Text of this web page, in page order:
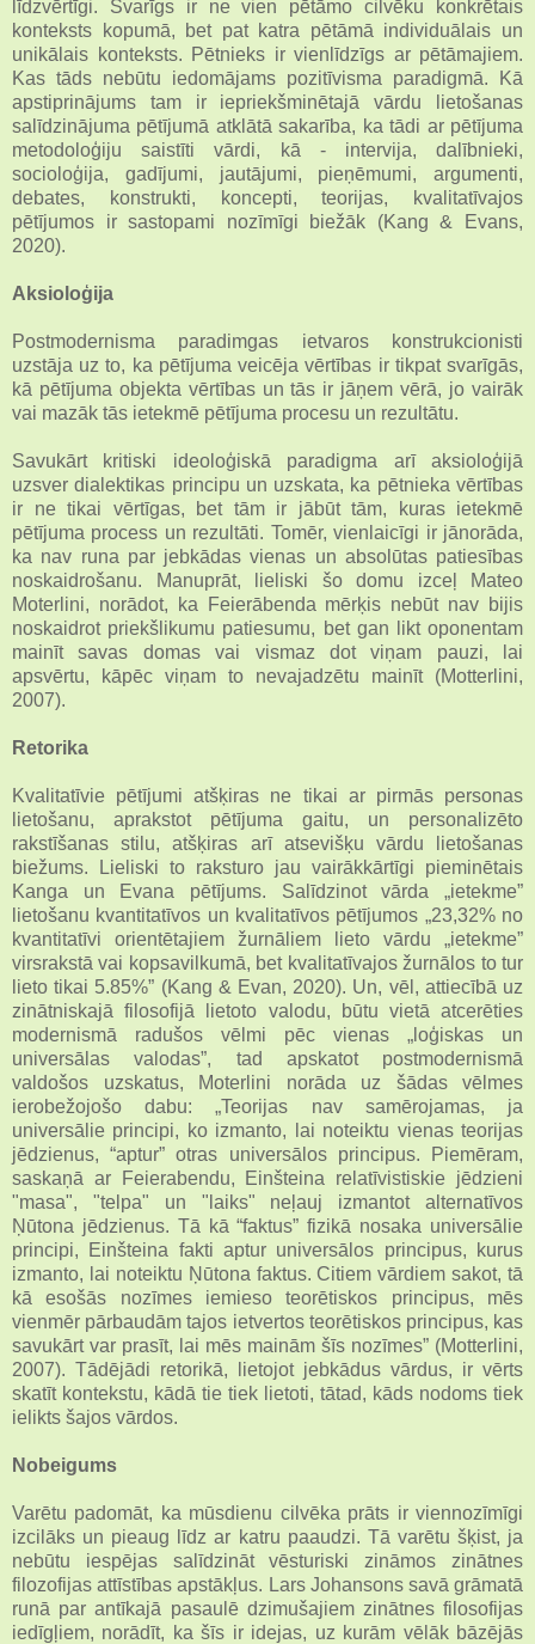
līdzvērtīgi. Svarīgs ir ne vien pētāmo cilvēku konkrētais
konteksts kopumā, bet pat katra pētāmā individuālais un
unikālais konteksts. Pētnieks ir vienlīdzīgs ar pētāmajiem.
Kas tāds nebūtu iedomājams pozitīvisma paradigmā. Kā
apstiprinājums tam ir iepriekšminētajā vārdu lietošanas
salīdzinājuma pētījumā atklātā sakarība, ka tādi ar pētījuma
metodoloģiju saistīti vārdi, kā - intervija, dalībnieki,
socioloģija, gadījumi, jautājumi, pieņēmumi, argumenti,
debates, konstrukti, koncepti, teorijas, kvalitatīvajos
pētījumos ir sastopami nozīmīgi biežāk (Kang & Evans,
2020).
Aksioloģija
Postmodernisma paradimgas ietvaros konstrukcionisti
uzstāja uz to, ka pētījuma veicēja vērtības ir tikpat svarīgās,
kā pētījuma objekta vērtības un tās ir jāņem vērā, jo vairāk
vai mazāk tās ietekmē pētījuma procesu un rezultātu.
Savukārt kritiski ideoloģiskā paradigma arī aksioloģijā
uzsver dialektikas principu un uzskata, ka pētnieka vērtības
ir ne tikai vērtīgas, bet tām ir jābūt tām, kuras ietekmē
pētījuma process un rezultāti. Tomēr, vienlaicīgi ir jānorāda,
ka nav runa par jebkādas vienas un absolūtas patiesības
noskaidrošanu. Manuprāt, lieliski šo domu izceļ Mateo
Moterlini, norādot, ka Feierābenda mērķis nebūt nav bijis
noskaidrot priekšlikumu patiesumu, bet gan likt oponentam
mainīt savas domas vai vismaz dot viņam pauzi, lai
apsvērtu, kāpēc viņam to nevajadzētu mainīt (Motterlini,
2007).
Retorika
Kvalitatīvie pētījumi atšķiras ne tikai ar pirmās personas
lietošanu, aprakstot pētījuma gaitu, un personalizēto
rakstīšanas stilu, atšķiras arī atsevišķu vārdu lietošanas
biežums. Lieliski to raksturo jau vairākkārtīgi pieminētais
Kanga un Evana pētījums. Salīdzinot vārda „ietekme”
lietošanu kvantitatīvos un kvalitatīvos pētījumos „23,32% no
kvantitatīvi orientētajiem žurnāliem lieto vārdu „ietekme”
virsrakstā vai kopsavilkumā, bet kvalitatīvajos žurnālos to tur
lieto tikai 5.85%” (Kang & Evan, 2020). Un, vēl, attiecībā uz
zinātniskajā filosofijā lietoto valodu, būtu vietā atcerēties
modernismā radušos vēlmi pēc vienas „loģiskas un
universālas valodas”, tad apskatot postmodernismā
valdošos uzskatus, Moterlini norāda uz šādas vēlmes
ierobežojošo dabu: „Teorijas nav samērojamas, ja
universālie principi, ko izmanto, lai noteiktu vienas teorijas
jēdzienus, “aptur” otras universālos principus. Piemēram,
saskaņā ar Feierabendu, Einšteina relatīvistiskie jēdzieni
"masa", "telpa" un "laiks" neļauj izmantot alternatīvos
Ņūtona jēdzienus. Tā kā “faktus” fizikā nosaka universālie
principi, Einšteina fakti aptur universālos principus, kurus
izmanto, lai noteiktu Ņūtona faktus. Citiem vārdiem sakot, tā
kā esošās nozīmes iemieso teorētiskos principus, mēs
vienmēr pārbaudām tajos ietvertos teorētiskos principus, kas
savukārt var prasīt, lai mēs mainām šīs nozīmes” (Motterlini,
2007). Tādējādi retorikā, lietojot jebkādus vārdus, ir vērts
skatīt kontekstu, kādā tie tiek lietoti, tātad, kāds nodoms tiek
ielikts šajos vārdos.
Nobeigums
Varētu padomāt, ka mūsdienu cilvēka prāts ir viennozīmīgi
izcilāks un pieaug līdz ar katru paaudzi. Tā varētu šķist, ja
nebūtu iespējas salīdzināt vēsturiski zināmos zinātnes
filozofijas attīstības apstākļus. Lars Johansons savā grāmatā
runā par antīkajā pasaulē dzimušajiem zinātnes filosofijas
iedīgļiem, norādīt, ka šīs ir idejas, uz kurām vēlāk bāzējās